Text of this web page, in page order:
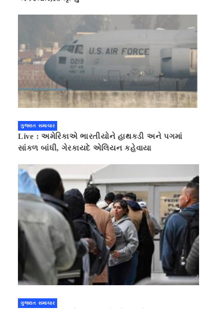
ગુજરાત સમાચાર
Live : અમેરિકાએ ભારતીયોને હાથકડી અને પગમાં
સાંકળ બાંધી, ગેરકાયદે એલિયન કહેવાયા
ગુજરાત સમાચાર